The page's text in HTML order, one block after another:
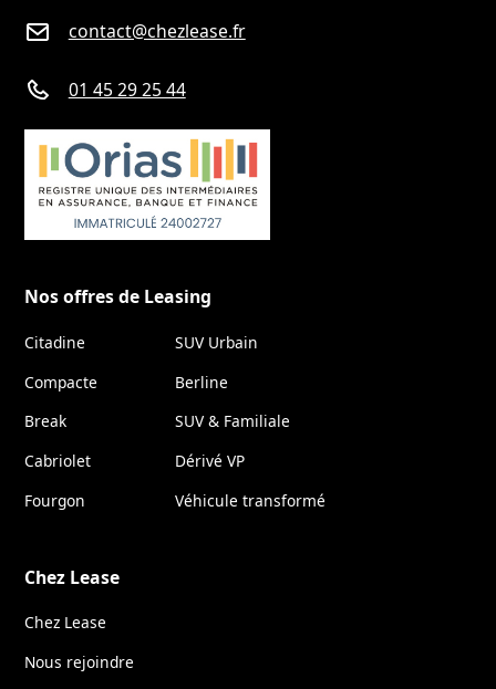
contact@chezlease.fr
01 45 29 25 44
Nos offres de Leasing
Citadine
SUV Urbain
Compacte
Berline
Break
SUV & Familiale
Cabriolet
Dérivé VP
Fourgon
Véhicule transformé
Chez Lease
Chez Lease
Nous rejoindre